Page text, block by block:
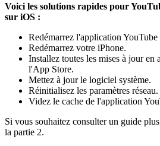
Voici les solutions rapides pour
sur iOS :
Redémarrez l'application
Redémarrez votre iPhone.
Installez toutes les mises à jour en
l'App Store.
Mettez à jour le logiciel système.
Réinitialisez les paramètres réseau.
Videz le cache de l'application
Si vous souhaitez consulter un guide
la partie 2.